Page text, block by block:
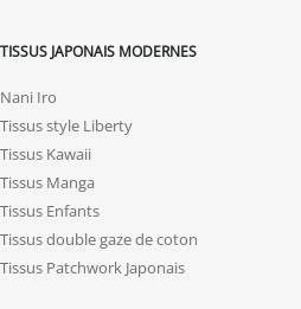
TISSUS JAPONAIS MODERNES
Nani Iro
Tissus style Liberty
Tissus Kawaii
Tissus Manga
Tissus Enfants
Tissus double gaze de coton
Tissus Patchwork Japonais